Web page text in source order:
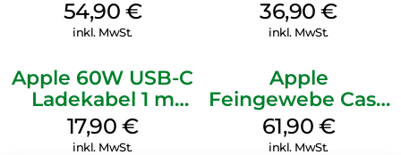
MagSafe
Transparent
54,90 €
inkl. MwSt.
MagSafe
Transparent
36,90€
inkl. MwSt.
Apple 60W USB-C
Ladekabel 1 m
Weiß
17,90 €
inkl. MwSt.
Apple
Feingewebe Case
iPhone 15 Pro
MagSafe Schwarz
61,90 €
inkl. MwSt.